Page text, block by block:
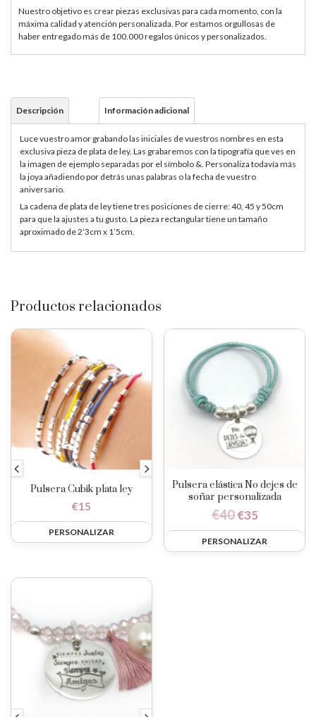
Nuestro objetivo es crear piezas exclusivas para cada momento, con la
máxima calidad y atención personalizada. Por estamos orgullosas de
haber entregado más de 100.000 regalos únicos y personalizados.
Descripción Información adicional
Luce vuestro amor grabando las iniciales de vuestros nombres en esta
exclusiva pieza de plata de ley. Las grabaremos con la tipografía que ves en
la imagen de ejemplo separadas por el símbolo &. Personaliza todavía más
la joya añadiendo por detrás unas palabras o la fecha de vuestro
aniversario.
La cadena de plata de ley tiene tres posiciones de cierre: 40, 45 y 50cm
para que la ajustes a tu gusto. La pieza rectangular tiene un tamaño
aproximado de 2’3cm x 1’5cm.
Productos relacionados
Pulsera Cubik plata ley
€15
PERSONALIZAR
Pulsera elástica No dejes de
soñar personalizada
€40 €35
PERSONALIZAR